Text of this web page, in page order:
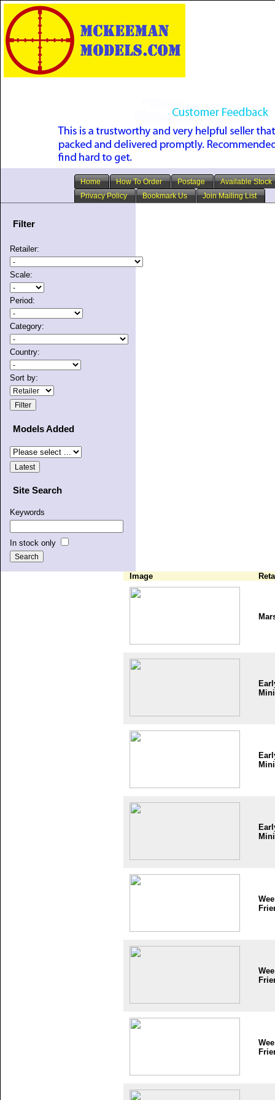
Home How To Order Postage
Available Stock
Privacy Policy
Bookmark Us Join Mailing List
Filter
Retailer:
Scale:
Period:
Category:
Country:
Sort by:
Models Added
Site Search
Keywords
In stock only
Image
Wee
Wee
Wee